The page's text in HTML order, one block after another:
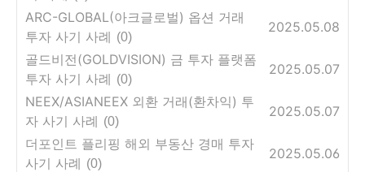
ARC-GLOBAL(아크글로벌) 옵션 거래
투자 사기 사례 (0)
2025.05.08
골드비전(GOLDVISION) 금 투자 플랫폼
투자 사기 사례 (0)
2025.05.07
NEEX/ASIANEEX 외환 거래(환차익) 투
자 사기 사례 (0)
2025.05.07
더포인트 플리핑 해외 부동산 경매 투자
사기 사례 (0)
2025.05.06